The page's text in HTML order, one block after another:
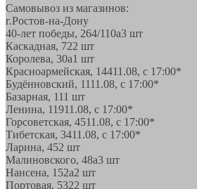
Самовывоз из магазинов:
г.Ростов-на-Дону
40-лет победы, 264/110а3 шт
Каскадная, 722 шт
Королева, 30а1 шт
Красноармейская, 14411.08, с 17:00*
Будённовский, 1111.08, с 17:00*
Базарная, 111 шт
Ленина, 11911.08, с 17:00*
Горсоветская, 4511.08, с 17:00*
Тибетская, 3411.08, с 17:00*
Ларина, 452 шт
Малиновского, 48а3 шт
Нансена, 152а2 шт
Портовая, 5322 шт